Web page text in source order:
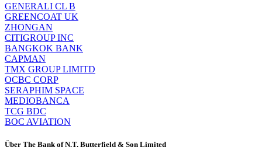
GENERALI CL B
GREENCOAT UK
ZHONGAN
CITIGROUP INC
BANGKOK BANK
CAPMAN
TMX GROUP LIMITD
OCBC CORP
SERAPHIM SPACE
MEDIOBANCA
TCG BDC
BOC AVIATION
Über The Bank of N.T. Butterfield & Son Limited